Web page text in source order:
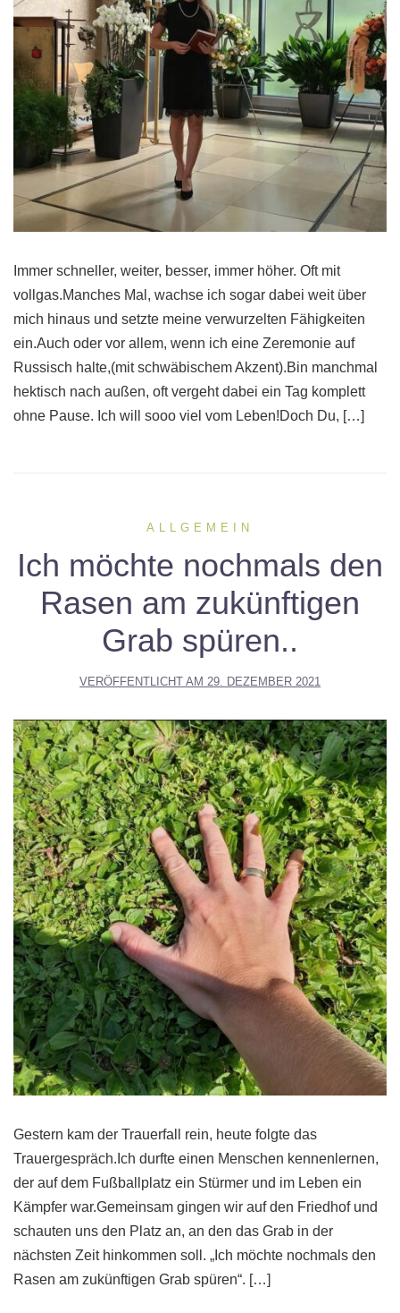
Immer schneller, weiter, besser, immer höher. Oft mit
vollgas.Manches Mal, wachse ich sogar dabei weit über
mich hinaus und setzte meine verwurzelten Fähigkeiten
ein.Auch oder vor allem, wenn ich eine Zeremonie auf
Russisch halte,(mit schwäbischem Akzent).Bin manchmal
hektisch nach außen, oft vergeht dabei ein Tag komplett
ohne Pause. Ich will sooo viel vom Leben!Doch Du, […]
ALLGEMEIN
Ich möchte nochmals den
Rasen am zukünftigen
Grab spüren..
VERÖFFENTLICHT AM 29. DEZEMBER 2021
Gestern kam der Trauerfall rein, heute folgte das
Trauergespräch.Ich durfte einen Menschen kennenlernen,
der auf dem Fußballplatz ein Stürmer und im Leben ein
Kämpfer war.Gemeinsam gingen wir auf den Friedhof und
schauten uns den Platz an, an den das Grab in der
nächsten Zeit hinkommen soll. „Ich möchte nochmals den
Rasen am zukünftigen Grab spüren“. […]